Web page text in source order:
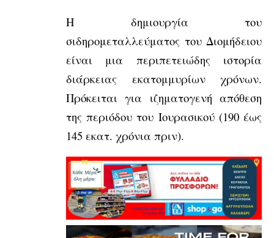
Η δημιουργία του
σιδηρομεταλλεύματος του Διομήδειου
είναι μια περιπετειώδης ιστορία
διάρκειας εκατομμυρίων χρόνων.
Πρόκειται για ιζηματογενή απόθεση
της περιόδου του Ιουρασικού (190 έως
145 εκατ. χρόνια πριν).